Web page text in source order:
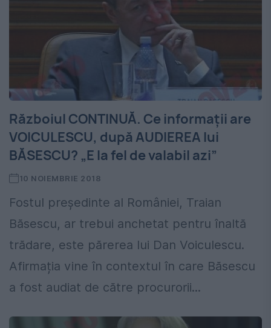
Războiul CONTINUĂ. Ce informații are
VOICULESCU, după AUDIEREA lui
BĂSESCU? „E la fel de valabil azi”
10 NOIEMBRIE 2018
Fostul președinte al României, Traian
Băsescu, ar trebui anchetat pentru înaltă
trădare, este părerea lui Dan Voiculescu.
Afirmația vine în contextul în care Băsescu
a fost audiat de către procurorii...